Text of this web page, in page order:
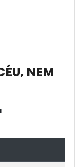
NEM